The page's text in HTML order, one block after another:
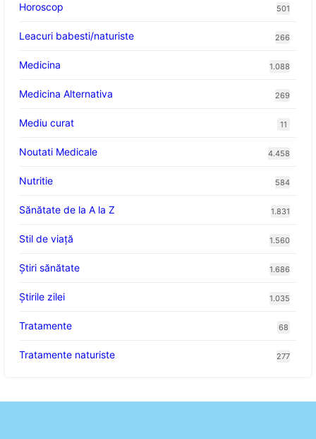
Horoscop 501
Leacuri babesti/naturiste 266
Medicina 1.088
Medicina Alternativa 269
Mediu curat 11
Noutati Medicale 4.458
Nutritie 584
Sănătate de la A la Z 1.831
Stil de viaţă 1.560
Ştiri sănătate 1.686
Știrile zilei 1.035
Tratamente 68
Tratamente naturiste 277